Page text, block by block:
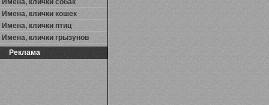
Имена, клички собак
Имена, клички кошек
Имена, клички птиц
Имена, клички грызунов
Реклама